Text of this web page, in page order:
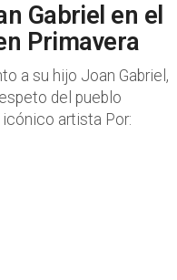
Gabriel en el
Primavera
a su hijo Joan Gabriel,
del pueblo
artista Por: